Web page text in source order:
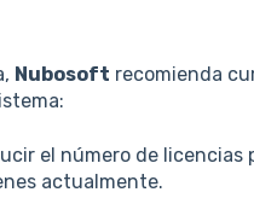
Nubosoft recomienda
el número de licencias
actualmente.